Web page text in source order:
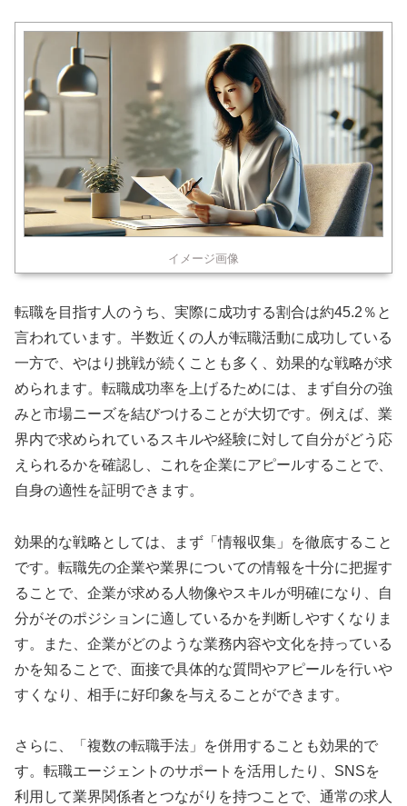
イメージ画像
転職を目指す人のうち、実際に成功する割合は約45.2％と
言われています。半数近くの人が転職活動に成功している
一方で、やはり挑戦が続くことも多く、効果的な戦略が求
められます。転職成功率を上げるためには、まず自分の強
みと市場ニーズを結びつけることが大切です。例えば、業
界内で求められているスキルや経験に対して自分がどう応
えられるかを確認し、これを企業にアピールすることで、
自身の適性を証明できます。
効果的な戦略としては、まず「情報収集」を徹底すること
です。転職先の企業や業界についての情報を十分に把握す
ることで、企業が求める人物像やスキルが明確になり、自
分がそのポジションに適しているかを判断しやすくなりま
す。また、企業がどのような業務内容や文化を持っている
かを知ることで、面接で具体的な質問やアピールを行いや
すくなり、相手に好印象を与えることができます。
さらに、「複数の転職手法」を併用することも効果的で
す。転職エージェントのサポートを活用したり、SNSを
利用して業界関係者とつながりを持つことで、通常の求人